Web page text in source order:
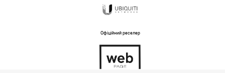
Офіційний реселер